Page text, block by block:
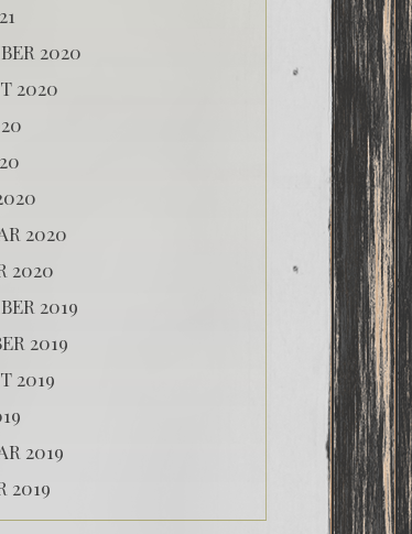
2020
2020
2020
2020
2019
2019
2019
2019
2019